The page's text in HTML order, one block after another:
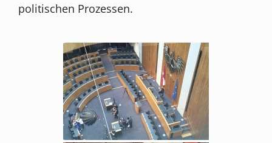
politischen Prozessen.